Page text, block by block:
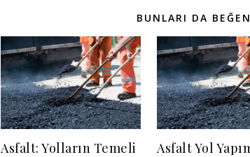
BUNLARI DA
Asfalt: Yolların Temeli
Asfalt Yol